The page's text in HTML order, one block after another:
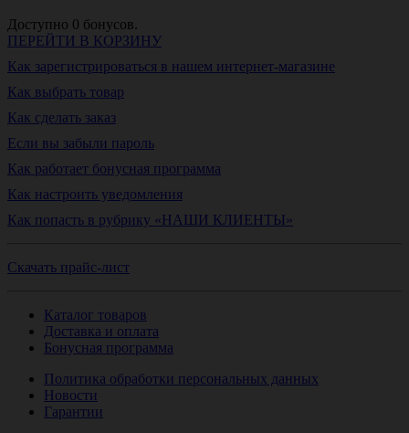
Доступно 0 бонусов.
ПЕРЕЙТИ В КОРЗИНУ
Как зарегистрироваться в нашем интернет-магазине
Как выбрать товар
Как сделать заказ
Если вы забыли пароль
Как работает бонусная программа
Как настроить уведомления
Как попасть в рубрику «НАШИ КЛИЕНТЫ»
Скачать прайс-лист
Каталог товаров
Доставка и оплата
Бонусная программа
Политика обработки персональных данных
Новости
Гарантии